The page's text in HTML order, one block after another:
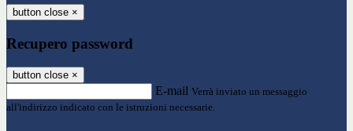
button close ×
Recupero password
button close ×
E-mail Verrà inviato un messaggio
all'indirizzo indicato con le istruzioni necessarie.